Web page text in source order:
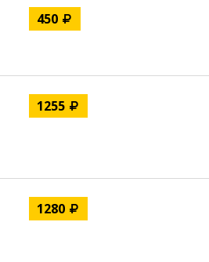
450
1255
1280